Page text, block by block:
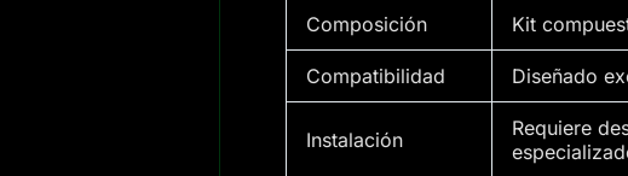
Composición Kit
Compatibilidad Diseñado
Instalación
Requiere